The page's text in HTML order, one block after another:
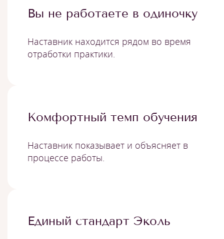
Вы не работаете в одиночку
Наставник находится рядом во время
отработки практики.
Комфортный темп обучения
Наставник показывает и объясняет в
процессе работы.
Единый стандарт Эколь